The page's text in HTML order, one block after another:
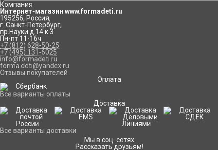
Компания
Интернет-магазин www.formadeti.ru
195256, Россия,
г. Санкт-Петербург,
пр.Науки д.14 к.3
Пн-пт 11-16ч
+7 (812) 628-50-25
+7 (495) 131-6025
info@formadeti.ru
forma.deti@yandex.ru
Отзывы покупателей
Оплата
Все варианты оплаты
Доставка
Все варианты доставки
Мы в соц. сетях
Рассказать друзьям!